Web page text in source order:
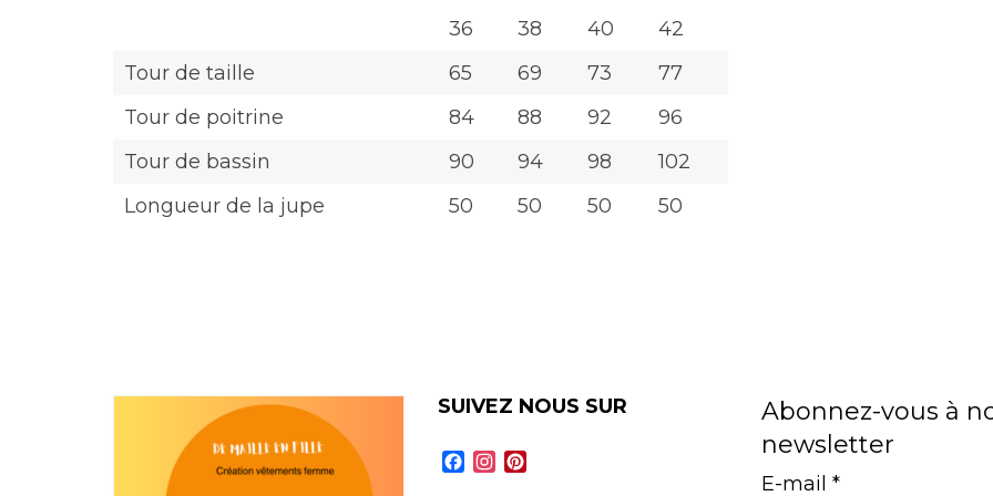
36 38 40
42
Tour de taille
65 69 73
77
Tour de poitrine
84 88 92
96
Tour de bassin
90 94 98
102
Longueur de la jupe
50 50 50 50
SUIVEZ NOUS SUR
FacebookInstagram
Abonnez-vous à
newsletter
E-mail *